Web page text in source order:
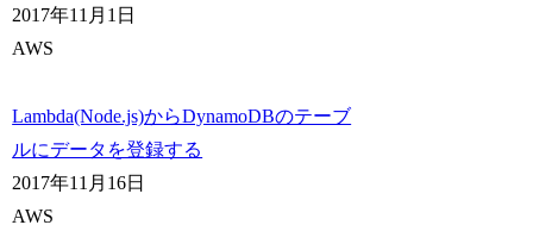
2017年11月1日
AWS
Lambda(Node.js)からDynamoDBのテーブ
ルにデータを登録する
2017年11月16日
AWS